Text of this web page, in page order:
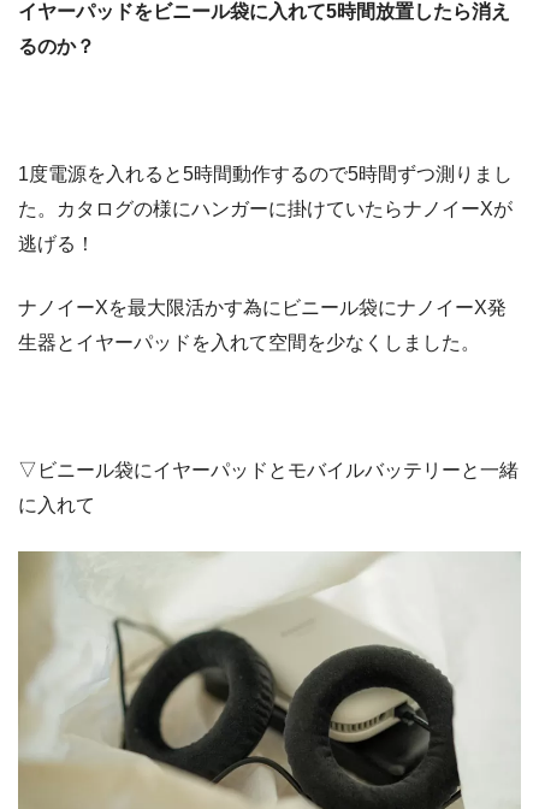
イヤーパッドをビニール袋に入れて5時間放置したら消え
るのか？
1度電源を入れると5時間動作するので5時間ずつ測りまし
た。カタログの様にハンガーに掛けていたらナノイーXが
逃げる！
ナノイーXを最大限活かす為にビニール袋にナノイーX発
生器とイヤーパッドを入れて空間を少なくしました。
▽ビニール袋にイヤーパッドとモバイルバッテリーと一緒
に入れて